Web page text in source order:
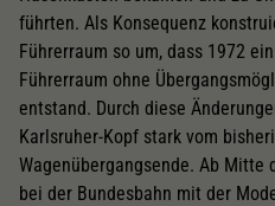
führten. Als Konsequenz
Führerraum so um, dass 1972
Führerraum ohne
entstand. Durch diese
Karlsruher-Kopf stark vom
Wagenübergangsende. Ab Mitte
bei der Bundesbahn mit der